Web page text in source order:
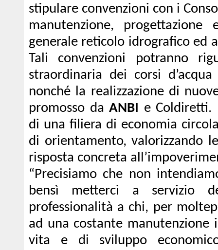
stipulare convenzioni con i
manutenzione,
generale reticolo idrografico ed
Tali convenzioni potranno
straordinaria dei corsi
nonché la realizzazione di
promosso da ANBI e Coldiretti.
di una filiera di economia
di orientamento, valorizzando
risposta concreta
“Precisiamo che non
bensì metterci a servizio
professionalità a chi, per
ad una costante manutenzione
vita e di sviluppo